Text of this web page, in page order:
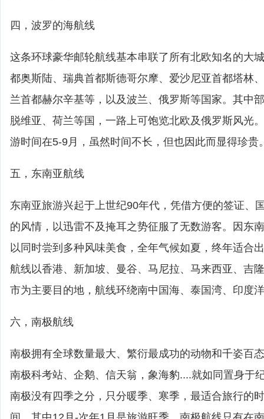
四，波罗的海航线
这条环球豪华邮轮航线基本串联了所有北欧知名的大
都奥斯陆、瑞典首都斯德哥尔摩、爱沙尼亚首都塔林
兰首都赫尔辛基等，以及波兰、俄罗斯等国家。其中
脱维亚、荷兰等国，一路上可饱览北欧及俄罗斯风光
游时间在5-9月，虽然时间不长，但也因此而显得珍贵
五，东南亚航线
东南亚旅游兴起于上世纪90年代，凭借方便的签证、
的风情，以迅雷不及掩耳之势征服了无数游客。因东
以同时尝到多种风味美食，全年气候如夏，终年适合
航线以香港、新加坡、曼谷、马尼拉、马来西亚、吉
市为主要目的地，航线环绕南中国海、泰国湾、印度
六，南极航线
南极拥有全球数量最大、繁衍最成功的动物和千姿百
南极科考站、企鹅、信天翁，象海豹....就如同置身于
南极没有四季之分，只分暖季、寒季，最适合旅行的